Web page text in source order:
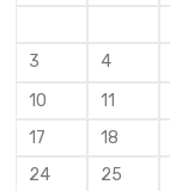
3
4
10
11
17
18
24
25